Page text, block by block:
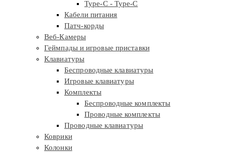
Type-C - Type-C
Кабели питания
Патч-корды
Веб-Камеры
Геймпады и игровые приставки
Клавиатуры
Беспроводные клавиатуры
Игровые клавиатуры
Комплекты
Беспроводные комплекты
Проводные комплекты
Проводные клавиатуры
Коврики
Колонки